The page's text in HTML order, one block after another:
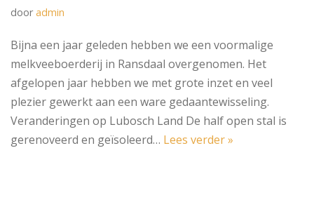
dooradmin
Bijna een jaar geleden hebben we een voormalige
melkveeboerderij in Ransdaal overgenomen. Het
afgelopen jaar hebben we met grote inzet en veel
plezier gewerkt aan een ware gedaantewisseling.
Veranderingen op Lubosch Land De half open stal is
gerenoveerd en geïsoleerd… Lees verder »